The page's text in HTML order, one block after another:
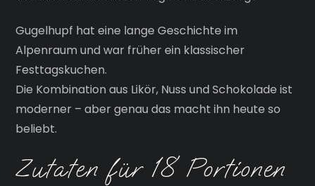
Gugelhupf hat eine lange Geschichte im
Alpenraum und war früher ein klassischer
Festtagskuchen.
Die Kombination aus Likör, Nuss und Schokolade ist
moderner – aber genau das macht ihn heute so
beliebt.
Zutaten für 18 Portionen